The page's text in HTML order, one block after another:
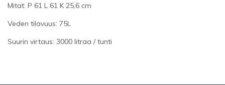
Mitat: P 61 L 61 K 25,6 cm
Veden tilavuus: 75L
Suurin virtaus: 3000 litraa / tunti